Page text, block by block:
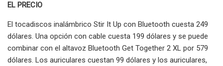
EL PRECIO
El tocadiscos inalámbrico Stir It Up con Bluetooth cuesta 249
dólares. Una opción con cable cuesta 199 dólares y se puede
combinar con el altavoz Bluetooth Get Together 2 XL por 579
dólares. Los auriculares cuestan 99 dólares y los auriculares,